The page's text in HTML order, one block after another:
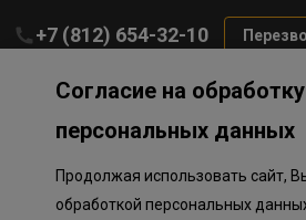
+7 (812) 654-32-10
Политика обработки персональных данных
Информация о плановом направлении
на строительство соц.объектов в Окле
Согласие на обработку
персональных данных
Продолжая использовать сайт,
обработкой персональных